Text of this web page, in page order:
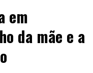
em
da mãe e a